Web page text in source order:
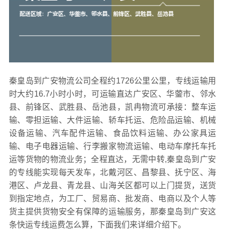
秦皇岛到广安物流公司全程约1726公里公里，专线运输用
时大约16.7小时小时，可运输直达广安区、华蓥市、邻水
县、前锋区、武胜县、岳池县，凯冉物流可承接：整车运
输、零担运输、大件运输、轿车托运、危险品运输、机械
设备运输、汽车配件运输、食品饮料运输、办公家具运
输、电子电器运输、行李搬家物流运输、电动车摩托车托
运等货物的物流业务；全程直达，无需中转,秦皇岛到广安
的专线能实现每天发车，北戴河区、昌黎县、抚宁区、海
港区、卢龙县、青龙县、山海关区都可以上门提货，送货
到指定地点，为工厂、贸易商、批发商、电商以及个人等
货主提供货物安全有保障的运输服务，那秦皇岛到广安这
条快运专线运费怎么算，下面我们来详细介绍下。